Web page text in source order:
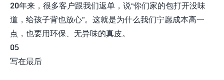
20年来，很多客户跟我们返单，说“你们家的包打开没味
道，给孩子背也放心”。这就是为什么我们宁愿成本高一
点，也要用环保、无异味的真皮。
05
写在最后